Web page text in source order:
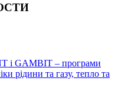
і GAMBIT – програми
рідини та газу, тепло та